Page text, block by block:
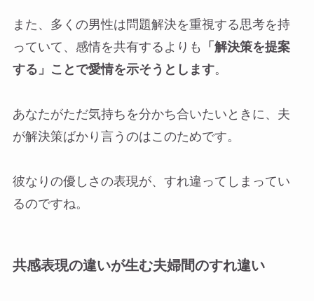
また、多くの男性は問題解決を重視する思考を持
っていて、感情を共有するよりも
「解決策を提案
する」ことで愛情を示そうとします。
あなたがただ気持ちを分かち合いたいときに、夫
が解決策ばかり言うのはこのためです。
彼なりの優しさの表現が、すれ違ってしまってい
るのですね。
共感表現の違いが生む夫婦間のすれ違い